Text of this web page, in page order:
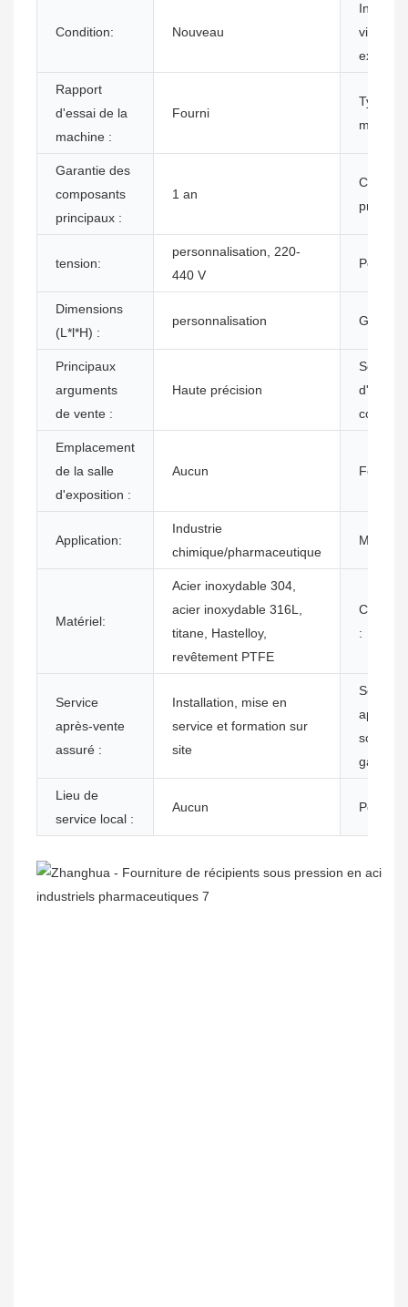
Condition: Nouveau
vidéo
Rapport
d'essai de la
machine :
Fourni
Type de
Garantie des
composants
principaux :
1 an
tension:
personnalisation, 220-
440 V
Pouvoir:
Dimensions
(L*l*H) :
personnalisation
Principaux
arguments
de vente :
Haute précision
d'activité
Emplacement
de la salle
d'exposition :
Aucun
Application:
Industrie
chimique/pharmaceutique
Mots
Matériel:
Acier inoxydable 304,
acier inoxydable 316L,
titane, Hastelloy,
revêtement PTFE
:
Service
après-vente
assuré :
Installation, mise en
service et formation sur
site
Service
après-
sous
Lieu de
service local :
Aucun Poids: